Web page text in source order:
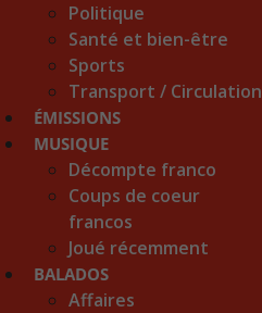
Politique
Santé et bien-être
Sports
Transport / Circulation
ÉMISSIONS
MUSIQUE
Décompte franco
Coups de coeur
francos
Joué récemment
BALADOS
Affaires